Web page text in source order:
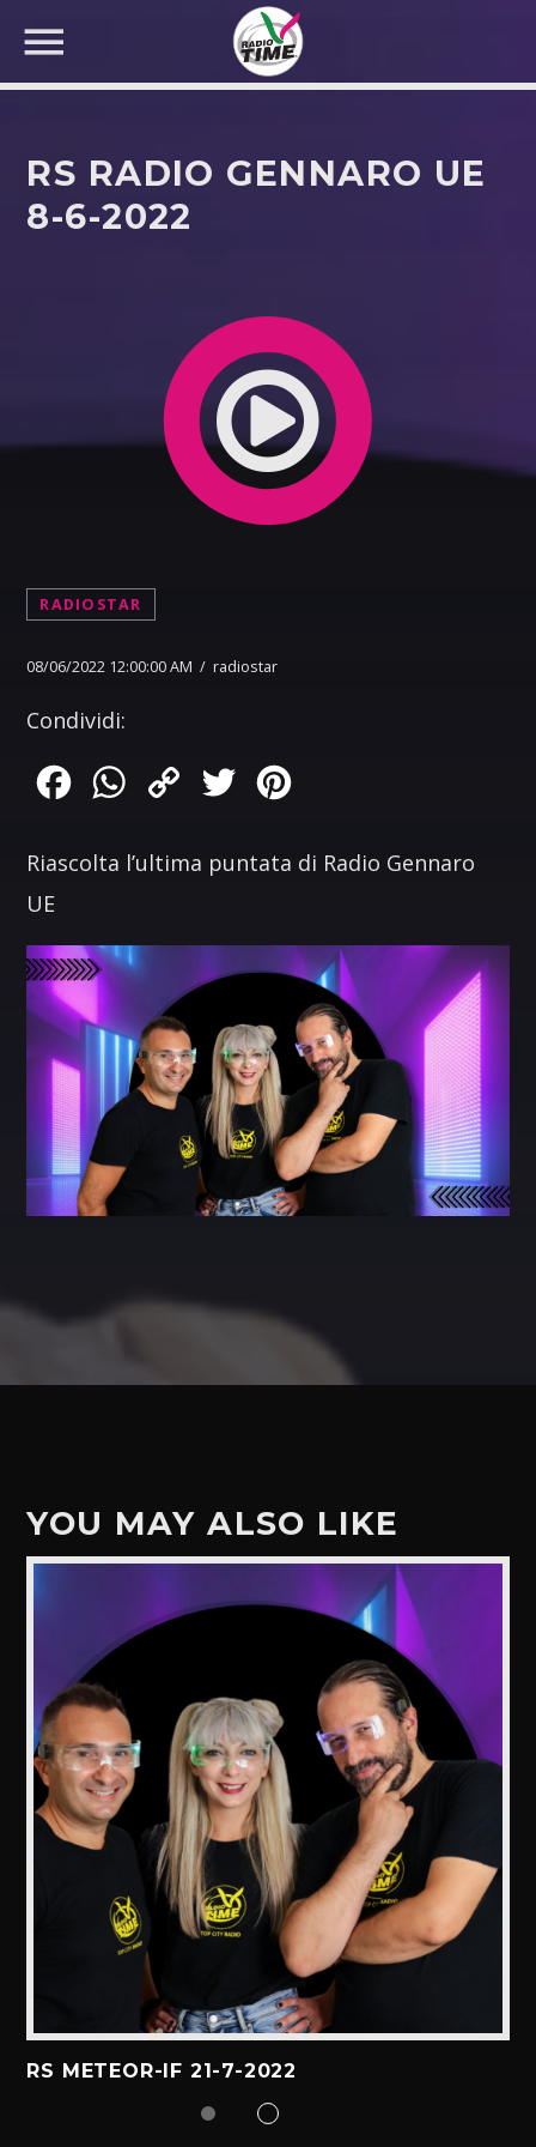
RS RADIO GENNARO UE
8-6-2022
RADIOSTAR
08/06/2022 12:00:00 AM / radiostar
Condividi:
FacebookWhatsApp
Copy
Twitter
Riascolta l’ultima puntata di Radio Gennaro
UE
YOU MAY ALSO LIKE
RS METEOR-IF 21-7-2022